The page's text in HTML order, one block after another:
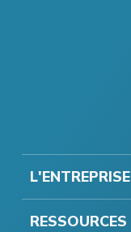
L'ENTREPRISE
RESSOURCES